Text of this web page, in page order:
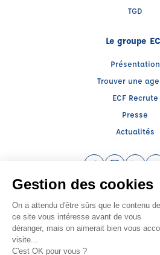
TGD
Le groupe
Présentation
Trouver une
ECF Recrute
Presse
Actualités
Instagram
Raison sociale : CENTRE DE FORMATION
SIREN: 323590786 - Numéro de TVA
Agrément
Siège social : Rte de Quéhen -ZA Canardière ,